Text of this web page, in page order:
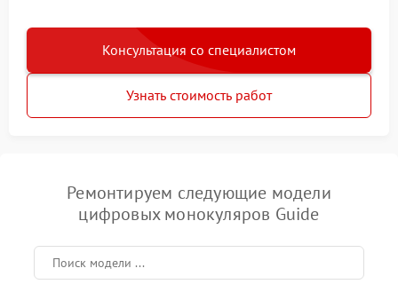
Консультация со специалистом
Узнать стоимость работ
Ремонтируем следующие модели
цифровых монокуляров Guide